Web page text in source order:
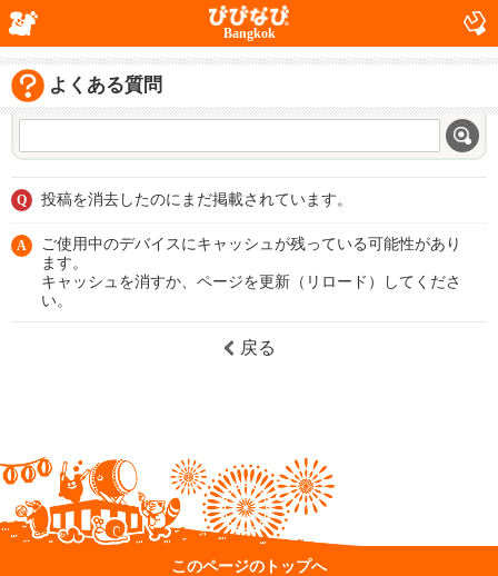
Bangkok
よくある質問
Q 投稿を消去したのにまだ掲載されています。
A
ご使用中のデバイスにキャッシュが残っている可能性があり
ます。
キャッシュを消すか、ページを更新（リロード）してくださ
い。
戻る
このページのトップへ